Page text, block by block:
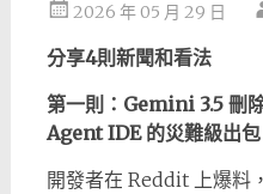
2026 年 05 月 29 日
分享4則新聞和看法
第一則：Gemini 3.5 刪
Agent IDE 的災難級出包
開發者在 Reddit 上爆料